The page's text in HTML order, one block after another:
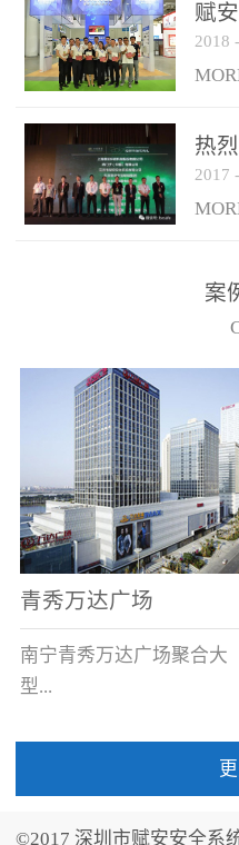
更早的进行预警，达到早
报早防的效果。 系统构
成示意图： 图像型火灾
和监控端两大部分组成。
两者之间通过以太网相
联，一台监控主机最多可
从监控主机上获取，最多
只能接6台，超过的需从现
赋
慧
2018 -
热
联
2017 -
案
青秀万达广场
南宁青秀万达广场聚合大
型...
©2017 深圳市赋安安全系